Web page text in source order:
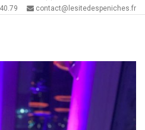
contact@lesitedespeniches.fr